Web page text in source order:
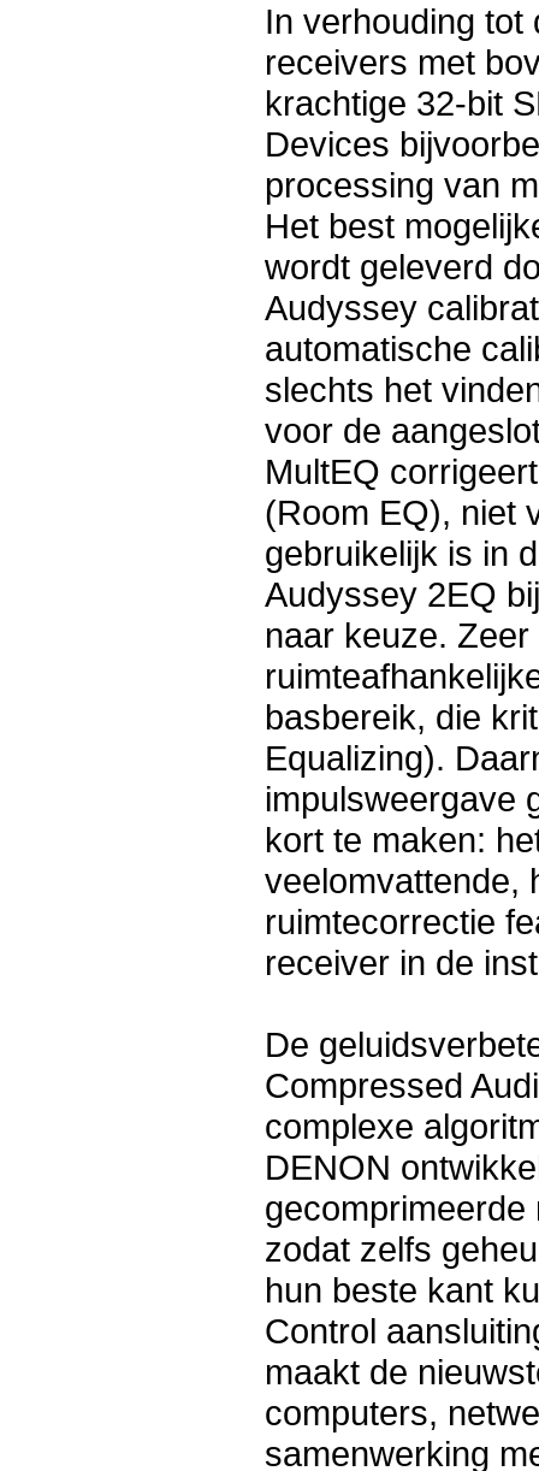
In verhouding tot
receivers met
krachtige 32-bit
Devices
processing van
Het best
wordt geleverd
Audyssey
automatische
slechts het
voor de
MultEQ
(Room EQ), niet
gebruikelijk is in
Audyssey 2EQ
naar keuze.
basbereik, die
Equalizing).
impulsweergave
kort te maken:
veelomvattende,
ruimtecorrectie
receiver in de
De
Compressed
complexe
DENON
gecomprimeerde
zodat zelfs
hun beste kant
Control
maakt de
computers,
samenwerking